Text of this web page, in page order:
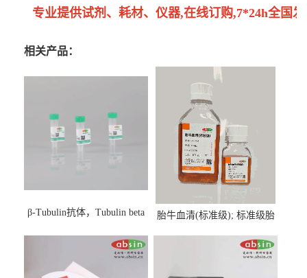
专业提供试剂、耗材、仪器,在线订购,7*24h全国
相关产品：
β-Tubulin抗体，Tubulin beta
胎牛血清(标准级); 标准级胎